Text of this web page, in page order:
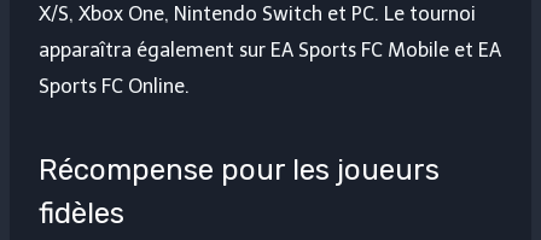
X/S, Xbox One, Nintendo Switch et PC. Le tournoi
apparaîtra également sur EA Sports FC Mobile et EA
Sports FC Online.
Récompense pour les joueurs
fidèles